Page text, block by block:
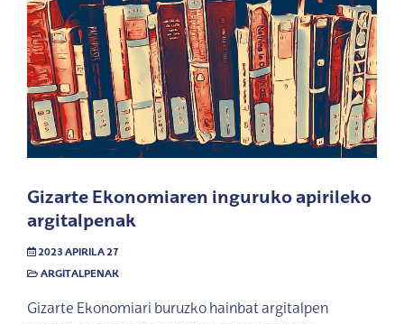
Gizarte Ekonomiaren inguruko apirileko
argitalpenak
2023 APIRILA 27
ARGITALPENAK
Gizarte Ekonomiari buruzko hainbat argitalpen